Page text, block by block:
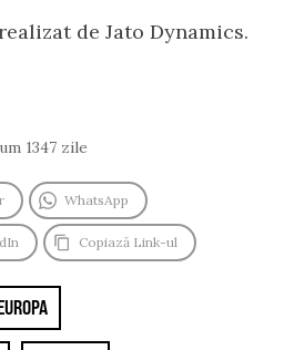
de Jato Dynamics.
1347 zile
WhatsApp
Copiază Link-ul